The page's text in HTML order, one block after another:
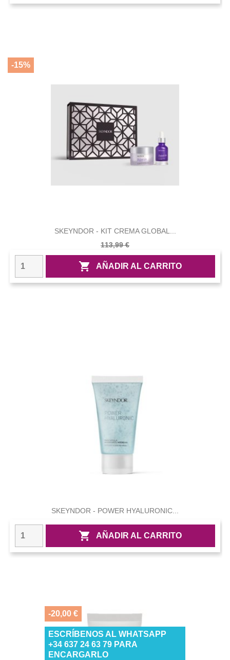
SKEYNDOR - KIT CREMA GLOBAL...
113,99 €
 AÑADIR AL CARRITO
-15%
SKEYNDOR - POWER HYALURONIC...
 AÑADIR AL CARRITO
-20,00 €
ESCRÍBENOS AL WHATSAPP
+34 637 24 63 79 PARA
ENCARGARLO